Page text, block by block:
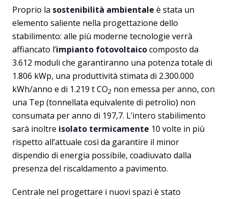
Proprio la sostenibilità ambientale è stata un
elemento saliente nella progettazione dello
stabilimento: alle più moderne tecnologie verrà
affiancato l’impianto fotovoltaicocomposto da
3.612 moduli che garantiranno una potenza totale di
1.806 kWp, una produttività stimata di 2.300.000
kWh/anno e di 1.219 t CO2 non emessa per anno, con
una Tep (tonnellata equivalente di petrolio) non
consumata per anno di 197,7. L’intero stabilimento
sarà inoltre isolato termicamente 10 volte in più
rispetto all’attuale così da garantire il minor
dispendio di energia possibile, coadiuvato dalla
presenza del riscaldamento a pavimento.
Centrale nel progettare i nuovi spazi è stato